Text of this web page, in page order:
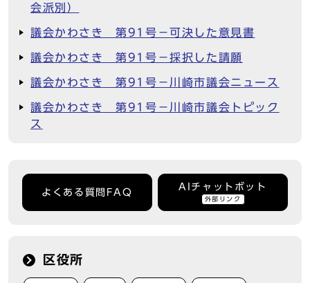
会派別）
議会かわさき 第91号－可決した意見書
議会かわさき 第91号－採択した請願
議会かわさき 第91号－川崎市議会ニュース
議会かわさき 第91号－川崎市議会トピック
ス
よくある質問FAQ
AIチャットボット
外部リンク
区役所